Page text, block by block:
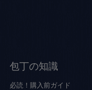
包丁の知識
必読！購入前ガイド